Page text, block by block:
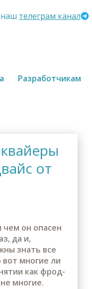
телеграм канал
Разработчикам
от
чем он опасен
да и,
знать все
многие ли
как фрод-
многие.